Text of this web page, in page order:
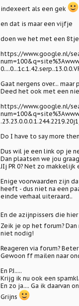
indexeert als een gek
en dat is maar een vijfje
doen we het met een
https://www.google.nl/
Gaat nergens over...
Deed het ook met een
https://www.google.nl/
Do I have to say more
Dus wil je een link op je
Dan plaatsen we jou
JIj PR 0? Net zo
Enige voorwaarden zijn
heeft - dus niet na een
einde verhaal uiteraard..
En de azijnpissers die
Zeik je op het forum?
niet nodig!
Reageren via forum?
Gewoon ff mailen naar
En PJ.....
Krijg ik nu ook een
En zo ja.... Ga ik daarvan
Grijns